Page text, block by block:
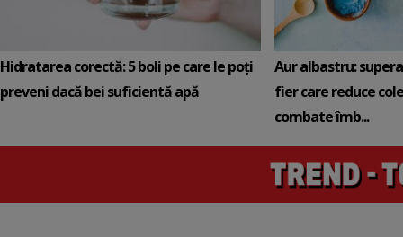
Hidratarea corectă: 5 boli pe care le poți
preveni dacă bei suficientă apă
Aur albastru:
fier care reduce
combate îmb...